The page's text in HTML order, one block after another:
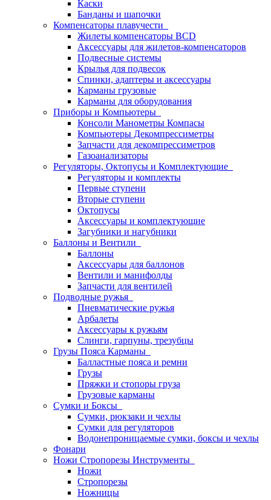
Каски
Банданы и шапочки
Компенсаторы плавучести
Жилеты компенсаторы BCD
Аксессуары для жилетов-компенсаторов
Подвесные системы
Крылья для подвесок
Спинки, адаптеры и аксессуары
Карманы грузовые
Карманы для оборудования
Приборы и Компьютеры
Консоли Манометры Компасы
Компьютеры Декомпрессиметры
Запчасти для декомпрессиметров
Газоанализаторы
Регуляторы, Октопусы и Комплектующие
Регуляторы и комплекты
Первые ступени
Вторые ступени
Октопусы
Аксессуары и комплектующие
Загубники и нагубники
Баллоны и Вентили
Баллоны
Аксессуары для баллонов
Вентили и манифолды
Запчасти для вентилей
Подводные ружья
Пневматические ружья
Арбалеты
Аксессуары к ружьям
Слинги, гарпуны, трезубцы
Грузы Пояса Карманы
Балластные пояса и ремни
Грузы
Пряжки и стопоры груза
Грузовые карманы
Сумки и Боксы
Сумки, рюкзаки и чехлы
Сумки для регуляторов
Водонепроницаемые сумки, боксы и чехлы
Фонари
Ножи Стропорезы Инструменты
Ножи
Стропорезы
Ножницы